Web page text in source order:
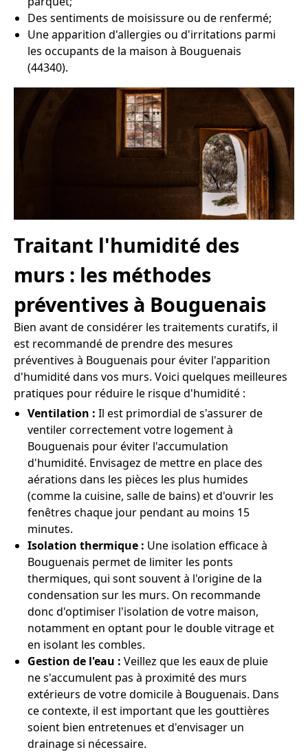
Des sentiments de moisissure ou de renfermé;
Une apparition d'allergies ou d'irritations parmi
les occupants de la maison à Bouguenais
(44340).
Traitant l'humidité des
murs : les méthodes
préventives à Bouguenais
Bien avant de considérer les traitements curatifs, il
est recommandé de prendre des mesures
préventives à Bouguenais pour éviter l'apparition
d'humidité dans vos murs. Voici quelques meilleures
pratiques pour réduire le risque d'humidité :
Ventilation : Il est primordial de s'assurer de
ventiler correctement votre logement à
Bouguenais pour éviter l'accumulation
d'humidité. Envisagez de mettre en place des
aérations dans les pièces les plus humides
(comme la cuisine, salle de bains) et d'ouvrir les
fenêtres chaque jour pendant au moins 15
minutes.
Isolation thermique : Une isolation efficace à
Bouguenais permet de limiter les ponts
thermiques, qui sont souvent à l'origine de la
condensation sur les murs. On recommande
donc d'optimiser l'isolation de votre maison,
notamment en optant pour le double vitrage et
en isolant les combles.
Gestion de l'eau : Veillez que les eaux de pluie
ne s'accumulent pas à proximité des murs
extérieurs de votre domicile à Bouguenais. Dans
ce contexte, il est important que les gouttières
soient bien entretenues et d'envisager un
drainage si nécessaire.